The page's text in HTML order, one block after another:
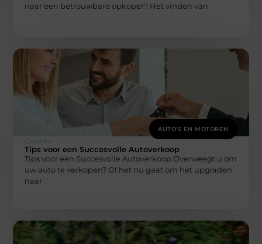
naar een betrouwbare opkoper? Het vinden van
AUTO’S EN MOTOREN
Carlinks
Tips voor een Succesvolle Autoverkoop
Tips voor een Succesvolle Autoverkoop Overweegt u om
uw auto te verkopen? Of het nu gaat om het upgraden
naar